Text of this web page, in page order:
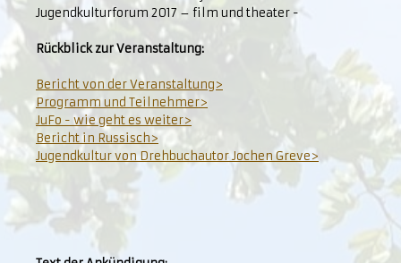
Jugendkulturforum 2017 – film und theater -
Rückblick zur Veranstaltung:
Bericht von der Veranstaltung>
Programm und Teilnehmer>
JuFo - wie geht es weiter>
Bericht in Russisch>
Jugendkultur von Drehbuchautor Jochen Greve>